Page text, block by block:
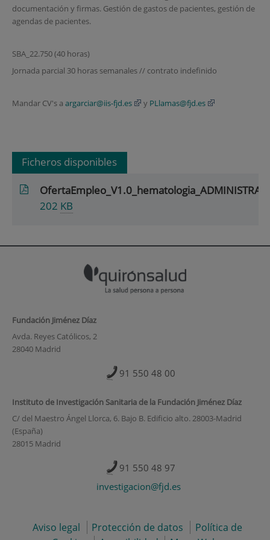
documentación y firmas. Gestión de gastos de pacientes, gestión de
agendas de pacientes.
SBA_22.750 (40 horas)
Jornada parcial 30 horas semanales // contrato indefinido
Mandar CV's a argarciar@iis-fjd.es y PLlamas@fjd.es
Ficheros disponibles
202 KB
Fundación Jiménez Díaz
Avda. Reyes Católicos, 2
28040 Madrid
91 550 48 00
Instituto de Investigación Sanitaria de la Fundación Jiménez Díaz
C/ del Maestro Ángel Llorca, 6. Bajo B. Edificio alto. 28003-Madrid
(España)
28015 Madrid
91 550 48 97
investigacion@fjd.es
Aviso legal Protección de datos
Política de